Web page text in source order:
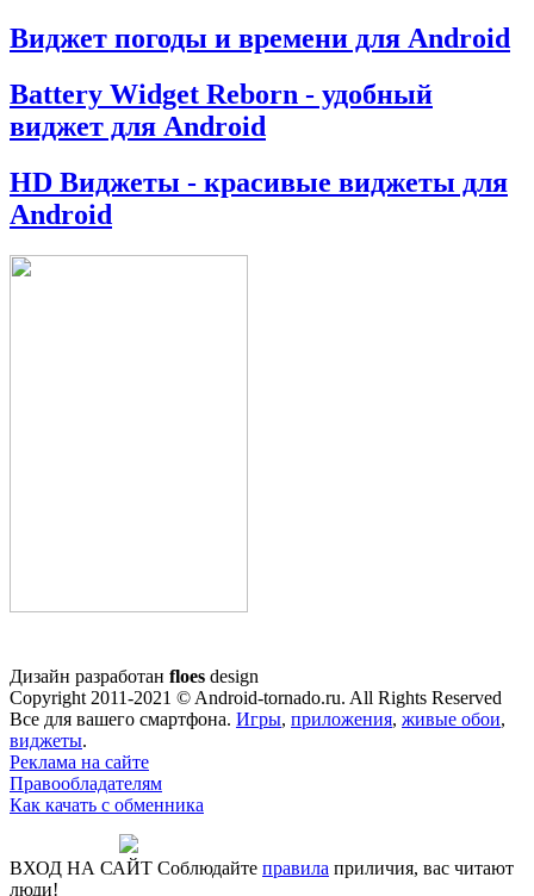
Виджет погоды и времени для Android
Battery Widget Reborn - удобный
виджет для Android
HD Виджеты - красивые виджеты для
Android
Дизайн разработан floes design
Copyright 2011-2021 © Android-tornado.ru. All Rights Reserved
Все для вашего смартфона. Игры, приложения, живые обои,
виджеты.
Реклама на сайте
Правообладателям
Как качать с обменника
ВХОД НА САЙТ Соблюдайте правила приличия, вас читают
люди!